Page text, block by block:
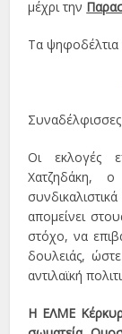
μέχρι την
Τα
Οι εκλογές
Χατζηδάκη, ο
απομείνει
στόχο, να
δουλειάς,
αντιλαϊκή
Η ΕΛΜΕ